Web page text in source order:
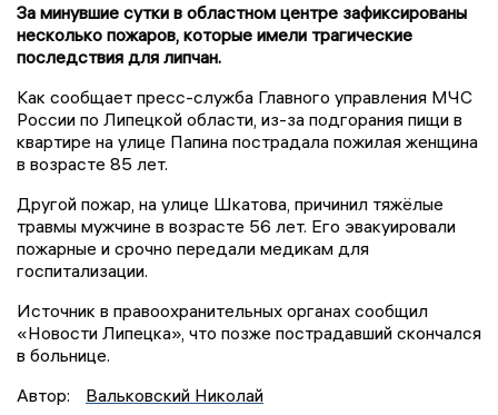
За минувшие сутки в областном центре зафиксированы
несколько пожаров, которые имели трагические
последствия для липчан.
Как сообщает пресс-служба Главного управления МЧС
России по Липецкой области, из-за подгорания пищи в
квартире на улице Папина пострадала пожилая женщина
в возрасте 85 лет.
Другой пожар, на улице Шкатова, причинил тяжёлые
травмы мужчине в возрасте 56 лет. Его эвакуировали
пожарные и срочно передали медикам для
госпитализации.
Источник в правоохранительных органах сообщил
«Новости Липецка», что позже пострадавший скончался
в больнице.
Автор:
Вальковский Николай